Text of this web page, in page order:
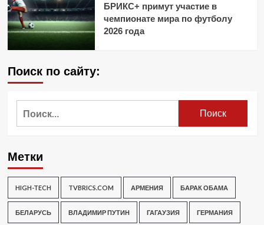
БРИКС+ примут участие в
чемпионате мира по футболу
2026 года
Поиск по сайту:
Метки
HIGH-TECH TVBRICS.COM АРМЕНИЯ БАРАК ОБАМА
БЕЛАРУСЬ ВЛАДИМИР ПУТИН ГАГАУЗИЯ ГЕРМАНИЯ